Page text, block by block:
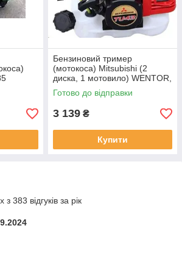
Бензиновий тример
(мотокоса) Mitsubishi (2
диска, 1 мотовило) WENTOR,
MC-B-2587
Готово до відправки
3 139 ₴
Купити
383 відгуків за рік